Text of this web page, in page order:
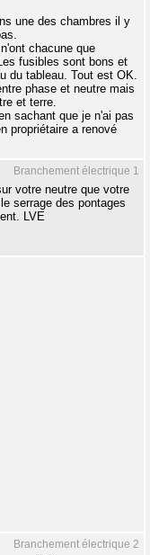
une des chambres il y
chacune que
fusibles sont bons et
du tableau. Tout est OK.
phase et neutre mais
et terre.
sachant que je n'ai pas
propriétaire a renové
Branchement électrique 1
votre neutre que votre
serrage des pontages
LVE
Branchement électrique 2